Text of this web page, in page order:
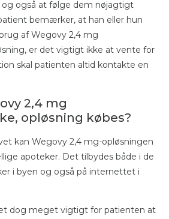
også at følge dem nøjagtigt
bemærker, at han eller hun
af Wegovy 2,4 mg
er det vigtigt ikke at vente for
skal patienten altid kontakte en
2,4 mg
opløsning købes?
kan Wegovy 2,4 mg-opløsningen
apoteker. Det tilbydes både i de
i byen og også på internettet i
dog meget vigtigt for patienten at